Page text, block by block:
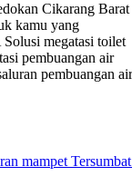
Cikarang Barat
kamu yang
megatasi toilet
pembuangan air
pembuangan air
mampet